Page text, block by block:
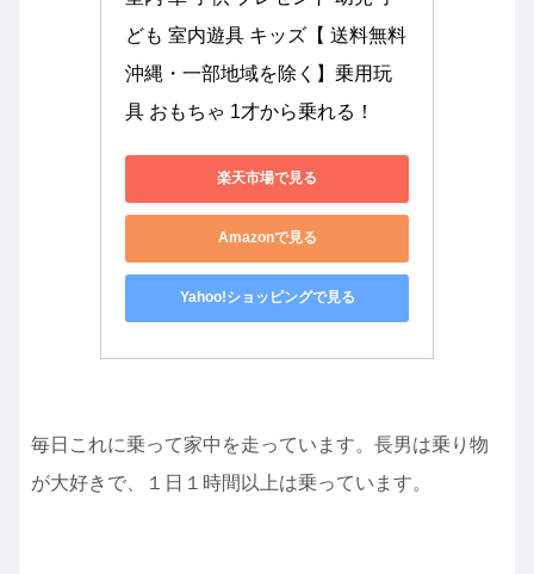
ども 室内遊具 キッズ【 送料無料
沖縄・一部地域を除く】乗用玩
具 おもちゃ 1才から乗れる！
楽天市場で見る
Amazonで見る
Yahoo!ショッピングで見る
毎日これに乗って家中を走っています。長男は乗り物
が大好きで、１日１時間以上は乗っています。